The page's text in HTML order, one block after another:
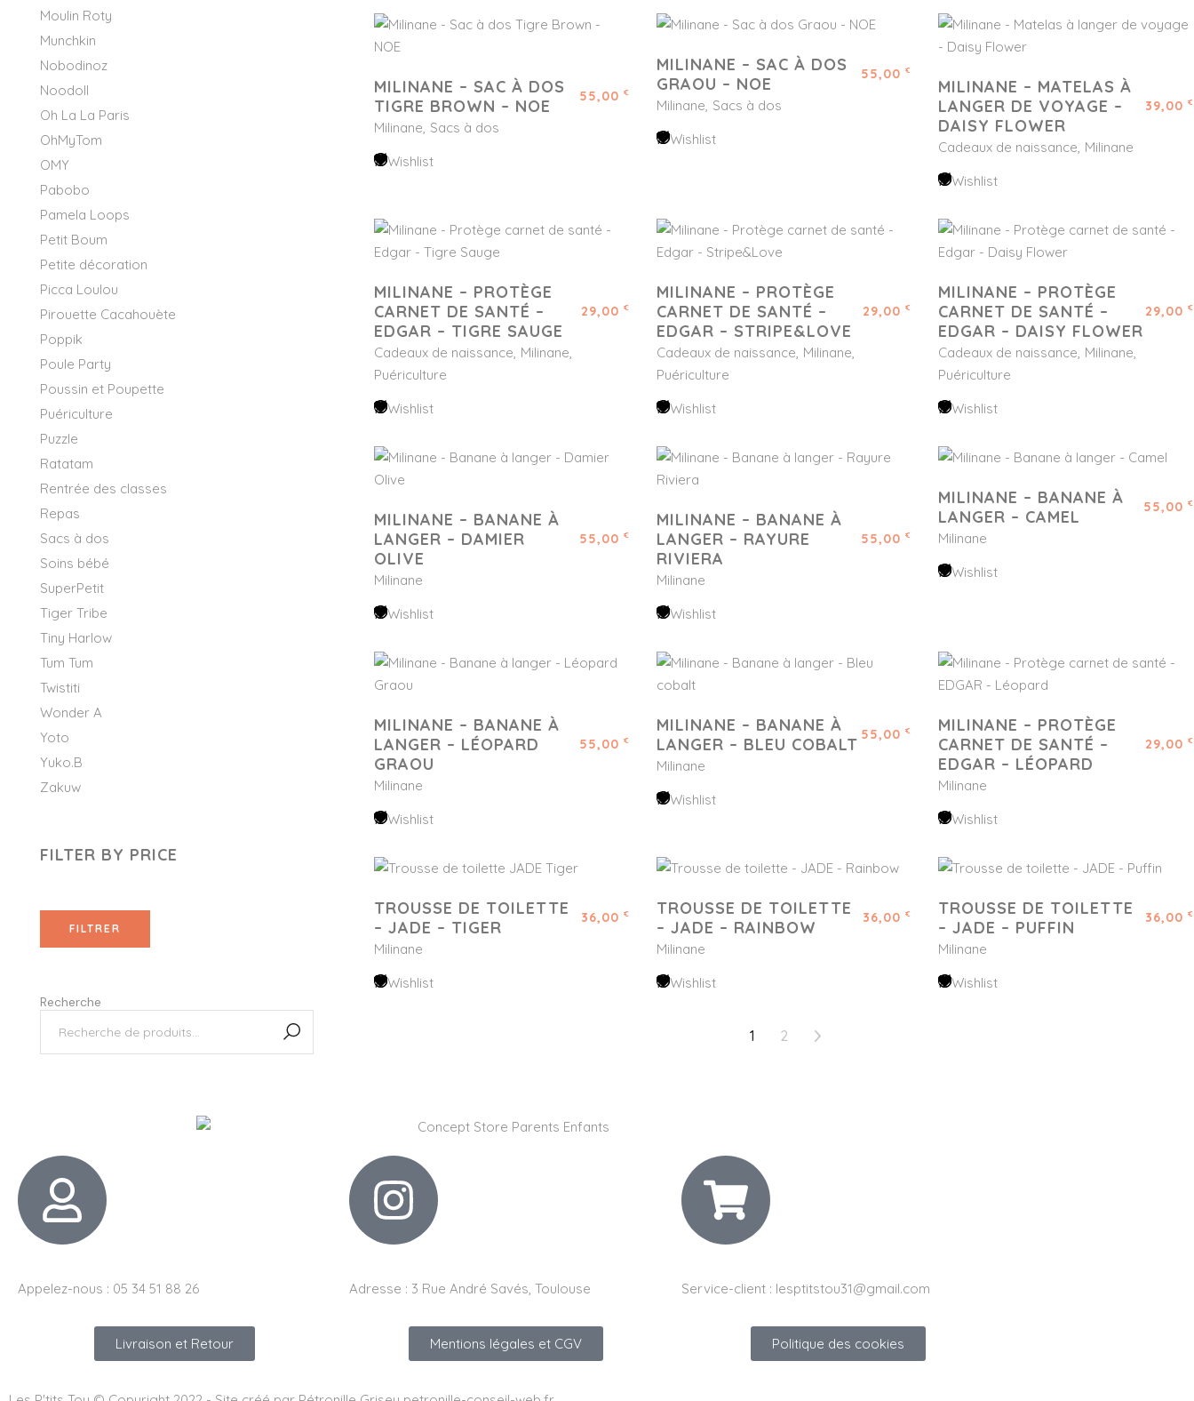
MILINANE – SAC À DOS
TIGRE BROWN – NOE
55,00 €
Milinane Sacs à dos
Wishlist
MILINANE – SAC À DOS
GRAOU – NOE
55,00€
Milinane Sacs à dos
Wishlist
MILINANE – MATELAS À
LANGER DE VOYAGE –
DAISY FLOWER
39,00 €
Cadeaux de naissance Milinane
Wishlist
MILINANE – PROTÈGE
CARNET DE SANTÉ –
EDGAR – TIGRE SAUGE
29,00 €
Cadeaux de naissance Milinane
Puériculture
Wishlist
MILINANE – PROTÈGE
CARNET DE SANTÉ –
EDGAR – STRIPE&LOVE
29,00€
Cadeaux de naissance Milinane
Puériculture
Wishlist
MILINANE – PROTÈGE
CARNET DE SANTÉ –
EDGAR – DAISY FLOWER
29,00 €
Cadeaux de naissance Milinane
Puériculture
Wishlist
MILINANE – BANANE À
LANGER – DAMIER
OLIVE
55,00 €
Milinane
Wishlist
MILINANE – BANANE À
LANGER – RAYURE
RIVIERA
55,00€
Milinane
Wishlist
MILINANE – BANANE À
LANGER – CAMEL
55,00 €
Milinane
Wishlist
MILINANE – BANANE À
LANGER – LÉOPARD
GRAOU
55,00 €
Milinane
Wishlist
MILINANE – BANANE À
LANGER – BLEU COBALT
55,00€
Milinane
Wishlist
MILINANE – PROTÈGE
CARNET DE SANTÉ –
EDGAR – LÉOPARD
29,00 €
Milinane
Wishlist
TROUSSE DE TOILETTE
– JADE – TIGER
36,00 €
Milinane
Wishlist
TROUSSE DE TOILETTE
– JADE – RAINBOW
36,00€
Milinane
Wishlist
TROUSSE DE TOILETTE
– JADE – PUFFIN
36,00 €
Milinane
Wishlist
1 2
Moulin Roty
Munchkin
Nobodinoz
Noodoll
Oh La La Paris
OhMyTom
OMY
Pabobo
Pamela Loops
Petit Boum
Petite décoration
Picca Loulou
Pirouette Cacahouète
Poppik
Poule Party
Poussin et Poupette
Puériculture
Puzzle
Ratatam
Rentrée des classes
Repas
Sacs à dos
Soins bébé
SuperPetit
Tiger Tribe
Tiny Harlow
Tum Tum
Twistiti
Wonder A
Yoto
Yuko.B
Zakuw
FILTER BY PRICE
FILTRER
Recherche
Appelez-nous : 05 34 51 88 26 Adresse : 3 Rue André Savés, Toulouse Service-client : lesptitstou31@gmail.com
Livraison et Retour Mentions légales et CGV Politique des cookies